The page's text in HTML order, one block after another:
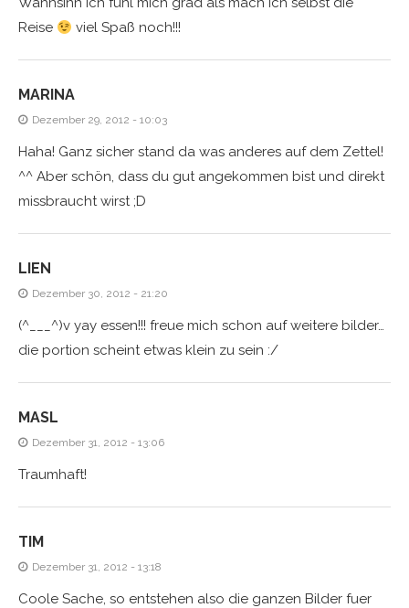
Reise
viel Spaß noch!!!
MARINA
Dezember 29, 2012 - 10:03
Haha! Ganz sicher stand da was anderes auf dem Zettel!
^^ Aber schön, dass du gut angekommen bist und direkt
missbraucht wirst ;D
LIEN
Dezember 30, 2012 - 21:20
(^___^)v yay essen!!! freue mich schon auf weitere bilder…
die portion scheint etwas klein zu sein :/
MASL
Dezember 31, 2012 - 13:06
Traumhaft!
TIM
Dezember 31, 2012 - 13:18
Coole Sache, so entstehen also die ganzen Bilder fuer